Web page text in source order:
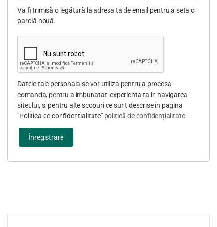
Va fi trimisă o legătură la adresa ta de email pentru a seta o
parolă nouă.
Datele tale personala se vor utiliza pentru a procesa
comanda, pentru a imbunatati experienta ta in navigarea
siteului, si pentru alte scopuri ce sunt descrise in pagina
"Politica de confidentialitate" politică de confidențialitate.
Înregistrare